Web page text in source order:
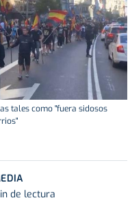
tales como "fuera sidosos
de lectura